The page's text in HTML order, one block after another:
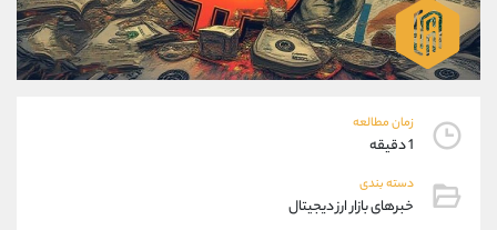
زمان مطالعه
1 دقیقه
دسته بندی
خبرهای بازار ارز دیجیتال
09194198792
واتساپ شروع گفتگو
تلگرام @Armteam_admin_33
پشتیبان فروش
موبایل
واتساپ